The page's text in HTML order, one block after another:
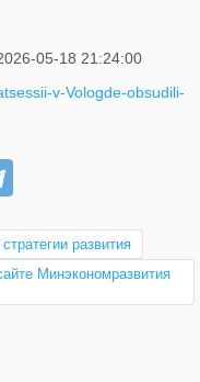
05-18 21:24:00
v-Vologde-obsudili-
развития
Минэкономразвития